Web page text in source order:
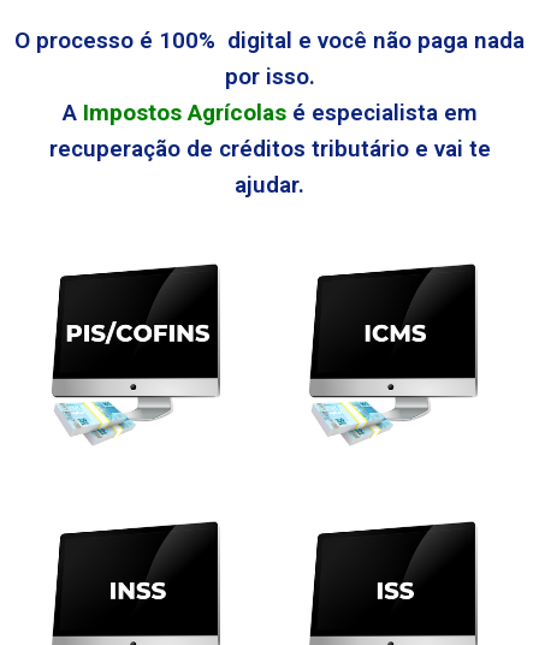
O processo é 100% digital e você não paga nada
por isso.
A Impostos Agrícolasé especialista em
recuperação de créditos tributário e vai te
ajudar.